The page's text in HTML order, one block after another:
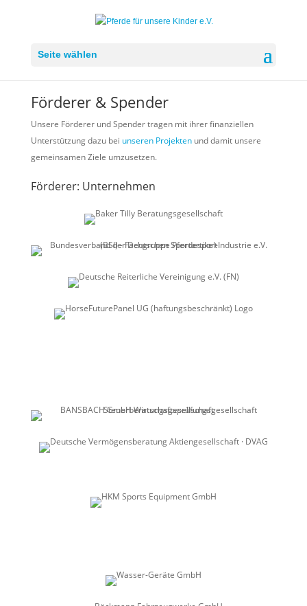
Seite wählen
Förderer & Spender
Unsere Förderer und Spender tragen mit ihrer finanziellen
Unterstützung dazu bei unseren Projektenund damit unsere
gemeinsamen Ziele umzusetzen.
Förderer: Unternehmen